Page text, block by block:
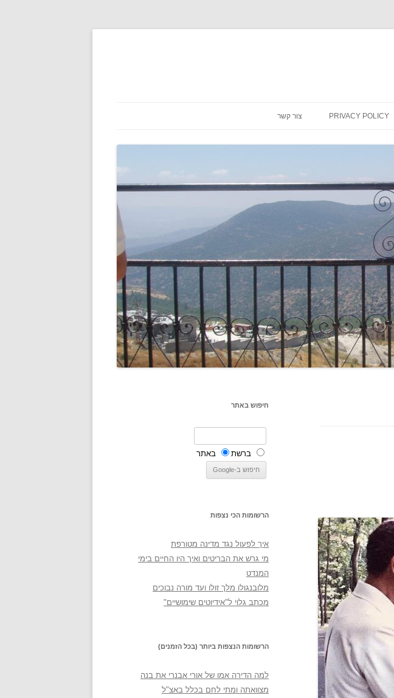
PRIVACY POLICY צור קשר
חיפוש באתר
ברשת באתר
הרשומות הכי נצפות
איך לפעול נגד מדינה מטורפת
מי גרש את הבריטים ואיך היו החיים בימי
המנדט
מלובנגולו מלך זולו ועד מורה נבוכים
מכתב גלוי ל"אידיוטים שימושיים"
הרשומות הנצפות ביותר (בכל הזמנים)
למה הדירה אמו של אורי אבנרי את בנה
מצוואתה ומתי לחם בכלל באצ"ל